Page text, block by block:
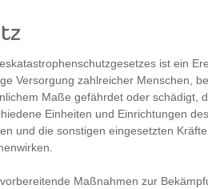
ist ein
Versorgung zahlreicher Menschen,
Maße gefährdet oder schädigt,
Einheiten und Einrichtungen
und die sonstigen eingesetzten
Maßnahmen zur